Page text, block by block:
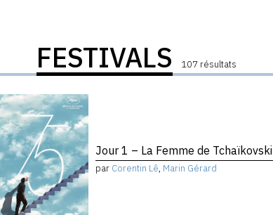
FESTIVALS 107 résultats
Jour 1 – La Femme de Tchaïkovski
par Corentin Lê, Marin Gérard